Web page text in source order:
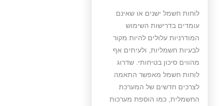
לוחות חשמל ישנים או שאינם
עומדים בדרישות השימוש
המודרניות עלולים להיות מקור
לבעיות חשמליות, ולעיתים אף
מהווים סיכון בטיחותי. שדרוג
לוחות חשמל מאפשר התאמה
לצרכים חדשים של המערכת
החשמלית, כמו הוספת מערכות